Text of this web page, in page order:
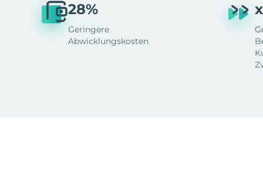
28%
Geringere
Abwicklungskosten